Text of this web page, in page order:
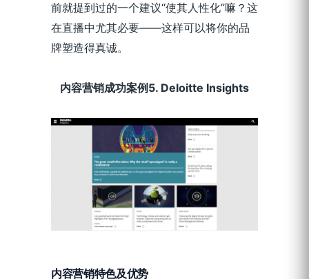
前就提到过的一个建议“使其人性化”嘛？这
在直播中尤其必要——这样可以将你的品
牌塑造得真诚。
内容营销成功案例5. Deloitte Insights
内容营销特色及优势